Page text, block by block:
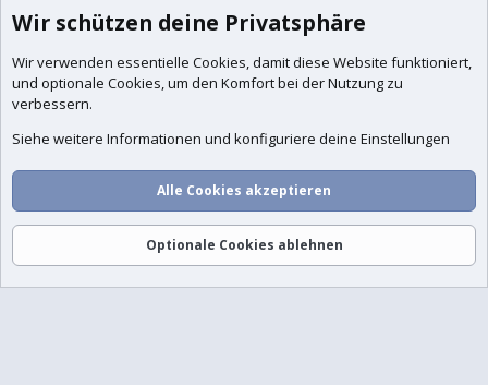
Wir schützen deine Privatsphäre
Wir verwenden essentielle Cookies, damit diese Website funktioniert,
und optionale Cookies, um den Komfort bei der Nutzung zu
verbessern.
Siehe weitere Informationen und konfiguriere deine Einstellungen
Alle Cookies akzeptieren
Optionale Cookies ablehnen